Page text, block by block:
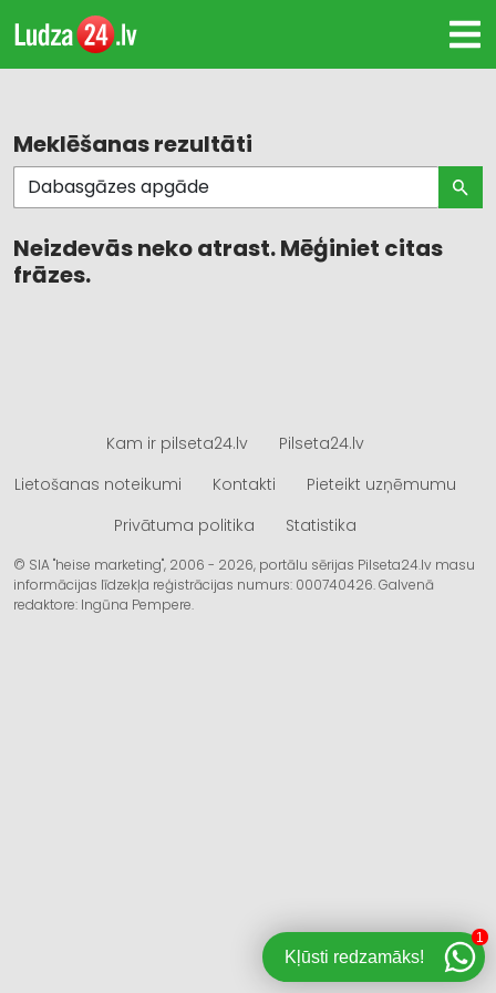
Meklēšanas rezultāti
Neizdevās neko atrast. Mēģiniet citas
frāzes.
Kam ir pilseta24.lv
Pilseta24.lv
Lietošanas noteikumi
Kontakti
Pieteikt uzņēmumu
Privātuma politika
Statistika
© SIA "heise marketing", 2006 - 2026, portālu sērijas Pilseta24.lv masu
informācijas līdzekļa reģistrācijas numurs: 000740426. Galvenā
redaktore: Ingūna Pempere.
Kļūsti redzamāks!
1